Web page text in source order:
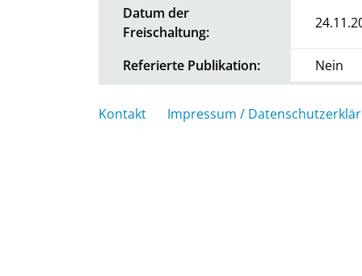
Datum der
Freischaltung:
Referierte Publikation: Nein
Kontakt Impressum /